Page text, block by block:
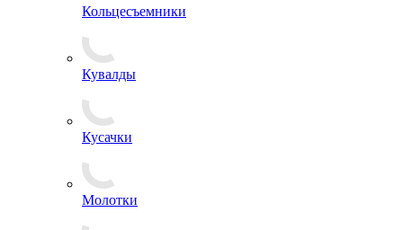
Кольцесъемники
Кувалды
Кусачки
Молотки